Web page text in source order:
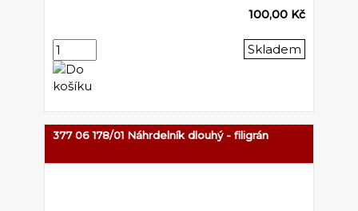
100,00 Kč
Skladem
377 06 178/01 Náhrdelník dlouhý - filigrán